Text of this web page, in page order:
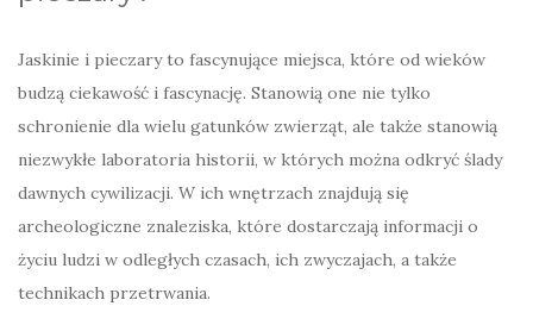
Jaskinie i pieczary to fascynujące miejsca, które od wieków
budzą ciekawość i fascynację. Stanowią one nie tylko
schronienie dla wielu gatunków zwierząt, ale także stanowią
niezwykłe laboratoria historii, w których można odkryć ślady
dawnych cywilizacji. W ich wnętrzach znajdują się
archeologiczne znaleziska, które dostarczają informacji o
życiu ludzi w odległych czasach, ich zwyczajach, a także
technikach przetrwania.